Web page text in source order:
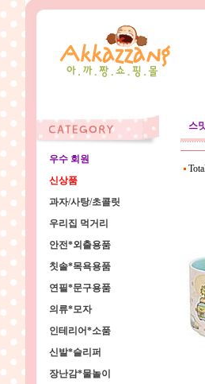
우수 회원
신상품
과자/사탕/초콜릿
우리집 먹거리
안전*외출용품
칫솔*목욕용품
연필*문구용품
의류*모자
인테리어*소품
신발*슬리퍼
장난감*물놀이
스